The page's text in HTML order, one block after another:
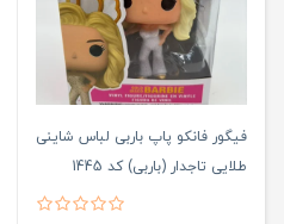
فیگور فانکو پاپ باربی لباس شاینی
طلایی تاجدار (باربی) کد 1445